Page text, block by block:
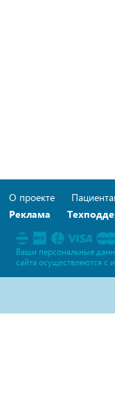
О проекте
Реклама
Ваши персональные
сайта осуществляются c